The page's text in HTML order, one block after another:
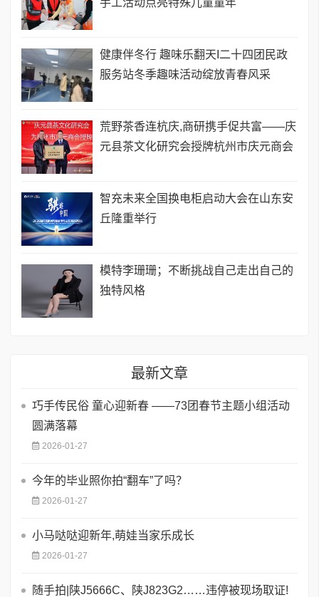
健康伴冬行 趣味乐翻天I二十四团民政
服务站冬季趣味活动绽放青春风采
荒野茶香连杭庆,商研携手促共富——庆
元县茶文化研究会授牌杭州市庆元商会
智充未来全国换电柜启动大会在山东安
丘隆重举行
模特李珊珊；不断挑战自己走出自己的
独特风格
最新文章
巧手传民俗 童心迎新春 ——73团春节主题小组活动
圆满落幕
2026-01-27
今年的毕业照你拍“翻车”了吗？
2026-01-27
小马哒哒迎新年,萌娃当家乐成长
2026-01-27
随手拍|陕J5666C、陕J823G2……违停被现场取证!